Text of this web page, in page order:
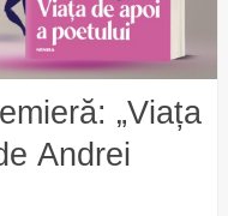
„Viața
Andrei